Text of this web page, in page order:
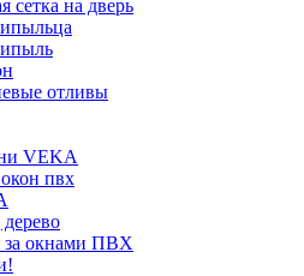
сетка на дверь
отливы
VEKA
пвх
за окнами ПВХ